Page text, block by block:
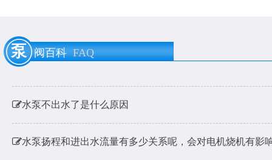
泵 阀百科 FAQ
耐酸碱泵耐硫酸腐蚀材料的选用